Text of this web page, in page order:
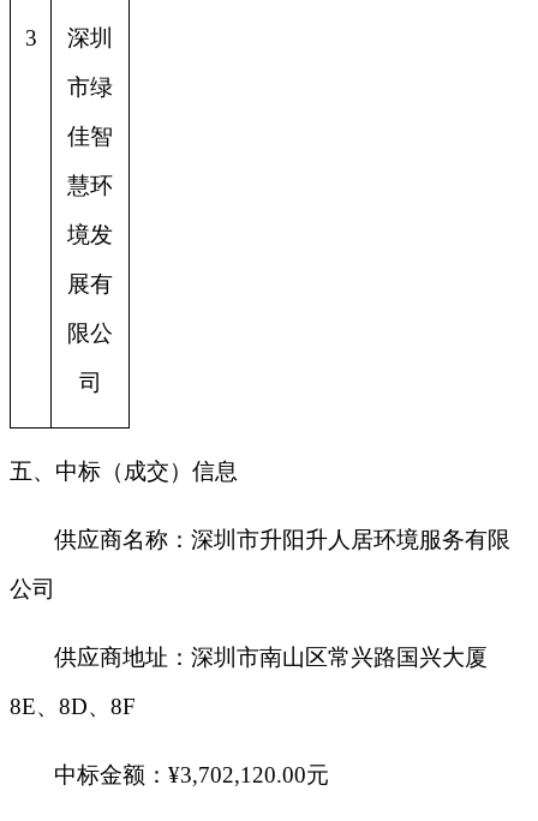
3
深圳
市绿
佳智
慧环
境发
展有
限公
司
五、中标（成交）信息
供应商名称：深圳市升阳升人居环境服务有限
公司
供应商地址：深圳市南山区常兴路国兴大厦
8E、8D、8F
中标金额： ¥3,702,120.00元